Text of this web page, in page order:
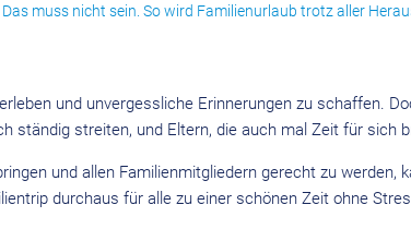
muss nicht sein. So wird Familienurlaub trotz aller
und unvergessliche Erinnerungen zu schaffen.
ständig streiten, und Eltern, die auch mal Zeit für sich
und allen Familienmitgliedern gerecht zu
durchaus für alle zu einer schönen Zeit ohne